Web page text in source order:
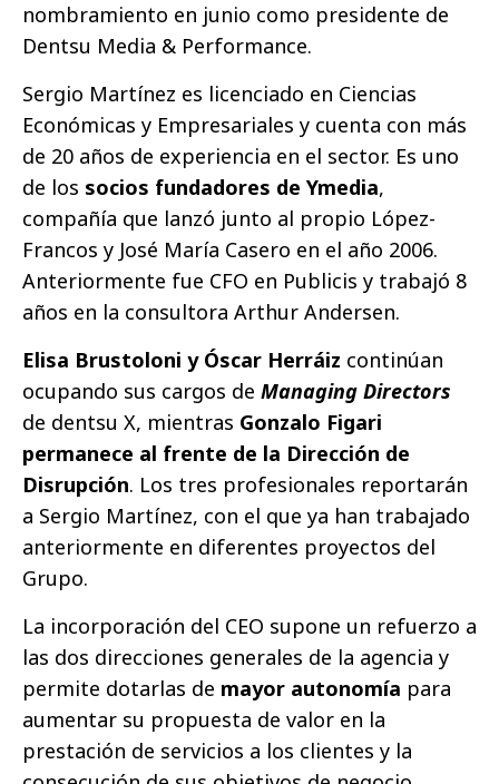
nombramiento en junio como presidente de
Dentsu Media & Performance.
Sergio Martínez es licenciado en Ciencias
Económicas y Empresariales y cuenta con más
de 20 años de experiencia en el sector. Es uno
de los socios fundadores de Ymedia,
compañía que lanzó junto al propio López-
Francos y José María Casero en el año 2006.
Anteriormente fue CFO en Publicis y trabajó 8
años en la consultora Arthur Andersen.
Elisa Brustoloni y Óscar Herráiz continúan
ocupando sus cargos de Managing Directors
de dentsu X, mientras Gonzalo Figari
permanece al frente de la Dirección de
Disrupción. Los tres profesionales reportarán
a Sergio Martínez, con el que ya han trabajado
anteriormente en diferentes proyectos del
Grupo.
La incorporación del CEO supone un refuerzo a
las dos direcciones generales de la agencia y
permite dotarlas de mayor autonomía para
aumentar su propuesta de valor en la
prestación de servicios a los clientes y la